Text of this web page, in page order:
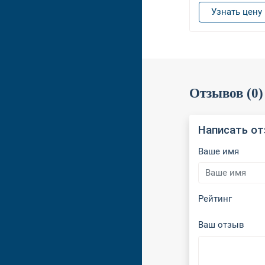
Узнать цену
Отзывов (0)
Написать
Ваше имя
Рейтинг
Ваш отзыв